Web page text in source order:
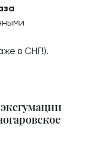
в СНГ!).